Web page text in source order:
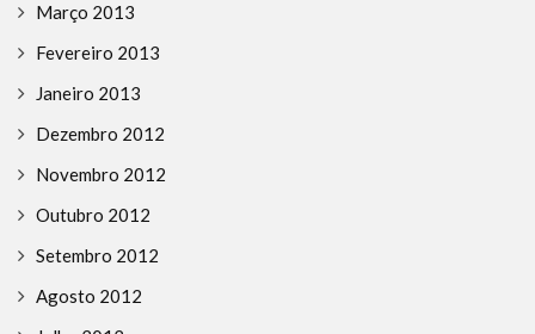
Março 2013
Fevereiro 2013
Janeiro 2013
Dezembro 2012
Novembro 2012
Outubro 2012
Setembro 2012
Agosto 2012